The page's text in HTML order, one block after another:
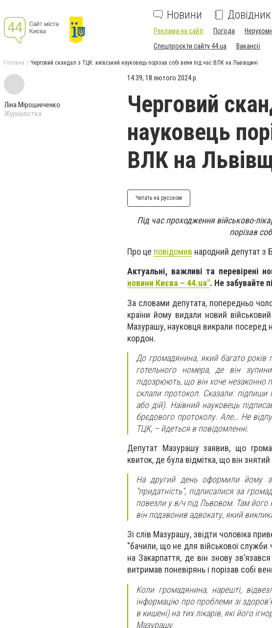
Новини Довідник
Реклама на сайті Погода
Спецпроєкти сайту 44.ua
Вакансії
Головна Черговий скандал з ТЦК: київський науковець порізав собі вени під час ВЛК на Львівщині
Ліна Мірошніченко
Журналістка
14:39, 18 лютого 2024 р.
Черговий
науковець
ВЛК на
Читать на русском
Під час проходження військово-
порізав
Про це повідомив народний депутат з
Актуальні, важливі та перевірені
новини Києва – 44.ua". Не забувайте
За словами депутата, попередньо
країни йому видали новий
Мазурашу, науковця викрали посеред
кордон.
До громадянина, який багато років
готельного номера, де він
підозрюють, що він хоче незаконно
склали протокол. Сказали:
або дій). Наївний науковець
брєдового протоколу. Але… Не
ТЦК, – йдеться в повідомленні.
Депутат Мазурашу заявив, що
квиток, де була відмітка, що він
На другий день оформили йому
"придатність", підписалися за
повезли у в/ч під Львовом. Там його
він подзвонив адвокату, який
Зі слів Мазурашу, звідти чоловіка
"бачили, що не для військової
на Закарпаття, де він знову
витримав поневірянь і порізав собі
Коли громадянина, нарешті,
інформацію про проблеми зі
в кишені) на тих лікарів, які його
Мазурашу.